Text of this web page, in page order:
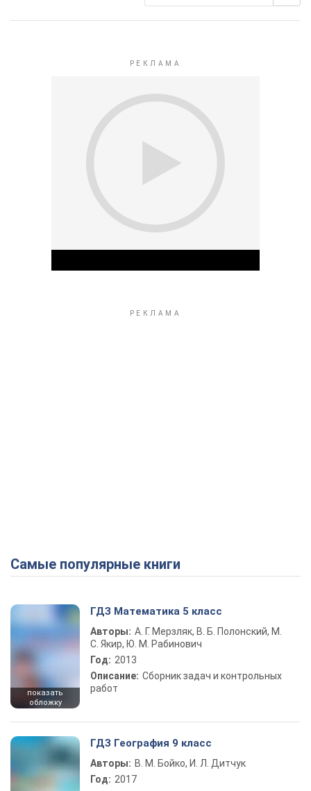
Самые популярные книги
показать
обложку
ГДЗ Математика 5 класс
Авторы: А. Г. Мерзляк, В. Б. Полонский, М.
С. Якир, Ю. М. Рабинович
Год: 2013
Описание: Сборник задач и контрольных
работ
ГДЗ География 9 класс
Авторы: В. М. Бойко, И. Л. Дитчук
Год: 2017